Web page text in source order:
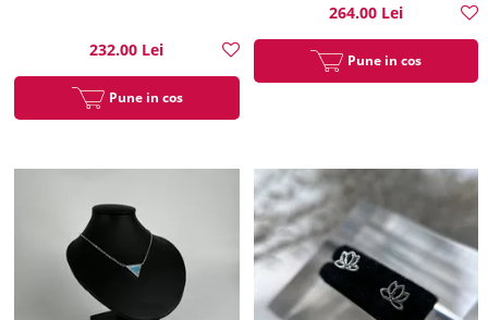
232.00 Lei
Pune in cos
264.00 Lei
Pune in cos